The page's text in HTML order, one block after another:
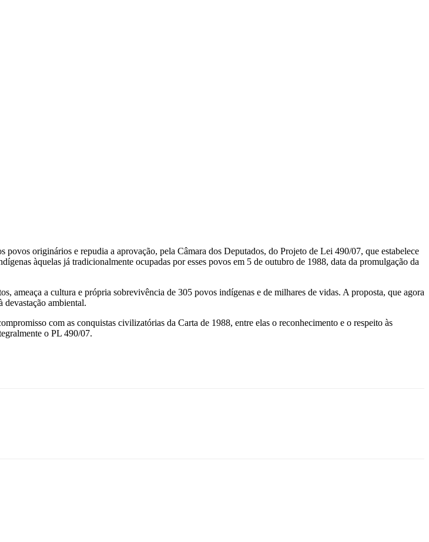
originários e repudia a aprovação, pela Câmara dos Deputados, do Projeto de Lei 490/07, que estabelece
àquelas já tradicionalmente ocupadas por esses povos em 5 de outubro de 1988, data da promulgação da
ameaça a cultura e própria sobrevivência de 305 povos indígenas e de milhares de vidas. A proposta, que agora
devastação ambiental.
com as conquistas civilizatórias da Carta de 1988, entre elas o reconhecimento e o respeito às
o PL 490/07.